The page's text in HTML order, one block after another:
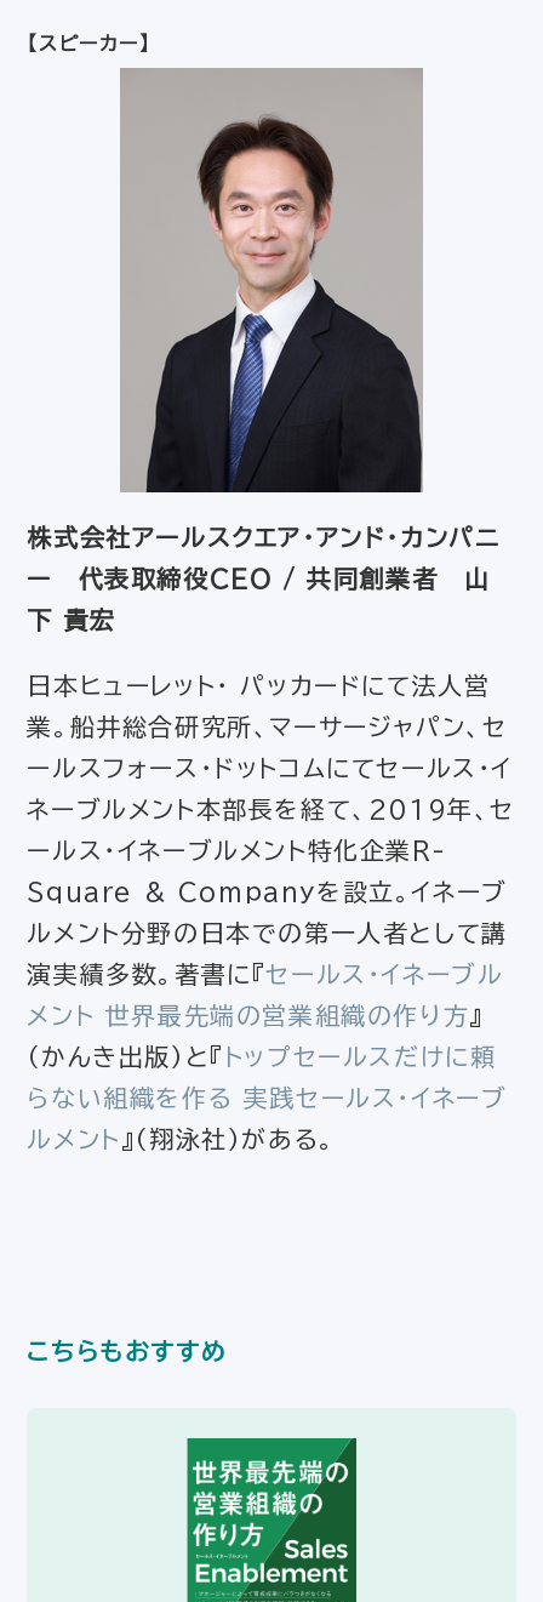
【スピーカー】
株式会社アールスクエア・アンド・カンパニ
ー 代表取締役CEO / 共同創業者 山
下 貴宏
日本ヒューレット・ パッカードにて法人営
業。船井総合研究所、マーサージャパン、セ
ールスフォース・ドットコムにてセールス・イ
ネーブルメント本部長を経て、2019年、セ
ールス・イネーブルメント特化企業R-
Square & Companyを設立。イネーブ
ルメント分野の日本での第一人者として講
演実績多数。著書に『セールス・イネーブル
メント 世界最先端の営業組織の作り方 』
（かんき出版）と『 トップセールスだけに頼
らない組織を作る 実践セールス・イネーブ
ルメント 』（翔泳社）がある。
こちらもおすすめ